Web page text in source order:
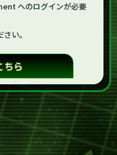
へのログインが必要
い。
ちら